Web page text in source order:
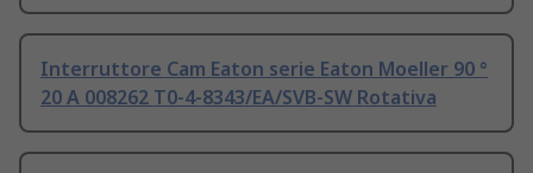
Interruttore Cam Eaton serie Eaton Moeller 90 °
20 A 008262 T0-4-8343/EA/SVB-SW Rotativa